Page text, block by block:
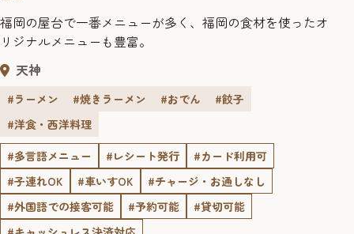
福岡の屋台で一番メニューが多く、福岡の食材を使ったオ
リジナルメニューも豊富。
天神
#ラーメン #焼きラーメン #おでん
#餃子
#洋食・西洋料理
#多言語メニュー
#レシート発行
#カード利用可
#子連れOK
#車いすOK
#チャージ・お通しなし
#外国語での接客可能
#予約可能
#貸切可能